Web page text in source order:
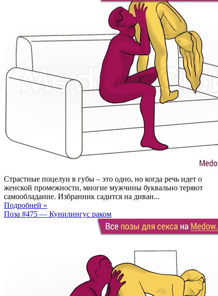
Страстные поцелуи в губы – это одно, но когда речь идет о
женской промежности, многие мужчины буквально теряют
самообладание. Избранник садится на диван...
Подробней »
Поза #475 — Кунилингус раком